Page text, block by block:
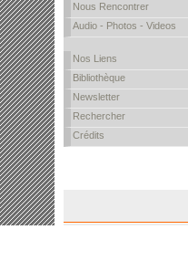
Nous Rencontrer
Audio - Photos - Videos
Nos Liens
Bibliothèque
Newsletter
Rechercher
Crédits